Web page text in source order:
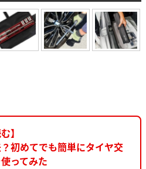
】
初めてでも簡単にタイヤ交
ってみた